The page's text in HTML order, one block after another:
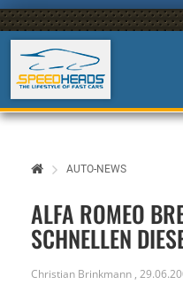
AUTO-NEWS
ALFA ROMEO
SCHNELLEN
Christian Brinkmann ,